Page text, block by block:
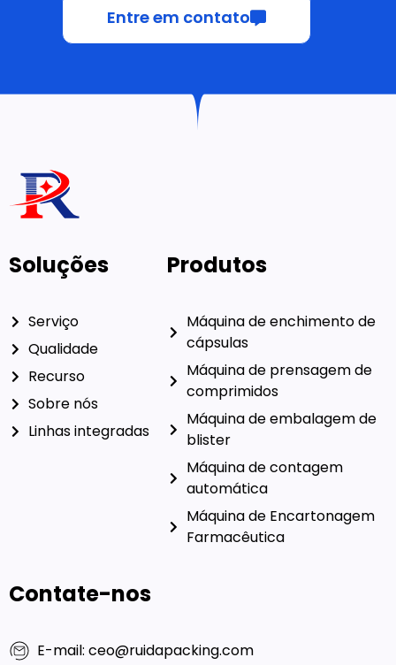
Entre em contato
Soluções
Serviço
Qualidade
Recurso
Sobre nós
Linhas integradas
Produtos
Máquina de enchimento de
cápsulas
Máquina de prensagem de
comprimidos
Máquina de embalagem de
blister
Máquina de contagem
automática
Máquina de Encartonagem
Farmacêutica
Contate-nos
E-mail: ceo@ruidapacking.com